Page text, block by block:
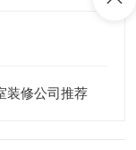
装修公司推荐